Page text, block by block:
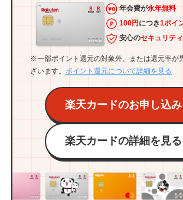
年会費が永年無料
100円 につき1ポイ
安心のセキュリティ
※一部ポイント還元の対象外、または還元率が
ざいます。 ポイント還元について詳細を見る
楽天カードのお申し込み
楽天カードの詳細を見る